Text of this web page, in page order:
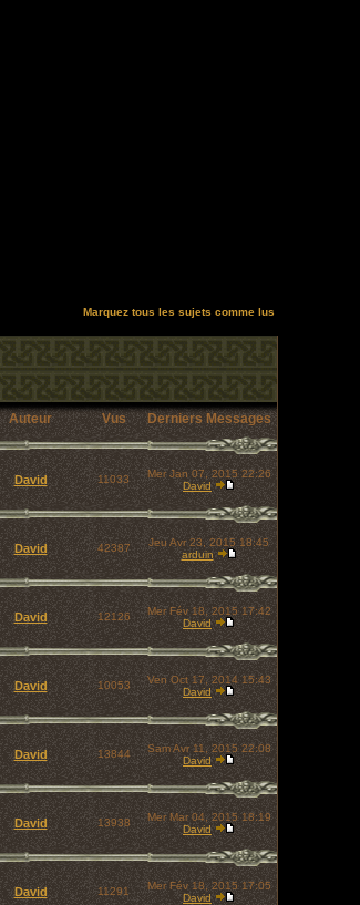
Marquez tous les sujets comme lus
Auteur Vus Derniers Messages
David 11033
Mer Jan 07, 2015 22:26
David
David 42387
Jeu Avr 23, 2015 18:45
arduin
David 12126
Mer Fév 18, 2015 17:42
David
David 10053
Ven Oct 17, 2014 15:43
David
David 13844
Sam Avr 11, 2015 22:08
David
David 13938
Mer Mar 04, 2015 18:19
David
David 11291
Mer Fév 18, 2015 17:05
David